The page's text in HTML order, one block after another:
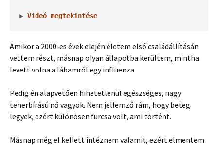
▶ Videó megtekintése
Amikor a 2000-es évek elején életem első családállításán
vettem részt, másnap olyan állapotba kerültem, mintha
levett volna a lábamról egy influenza.
Pedig én alapvetően hihetetlenül egészséges, nagy
teherbírású nő vagyok. Nem jellemző rám, hogy beteg
legyek, ezért különösen furcsa volt, ami történt.
Másnap még el kellett intéznem valamit, ezért elmentem